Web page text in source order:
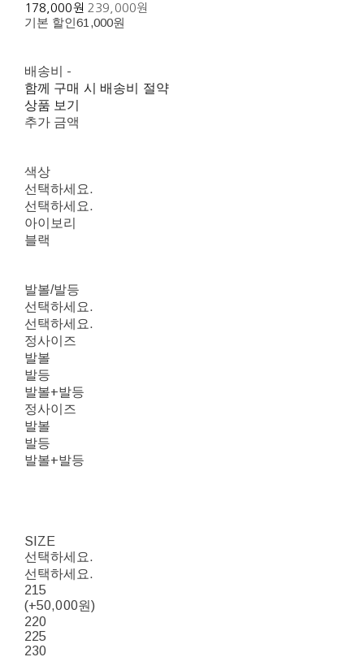
178,000원 239,000원
기본 할인61,000원
배송비 -
함께 구매 시 배송비 절약
상품 보기
추가 금액
색상
선택하세요.
선택하세요.
아이보리
블랙
발볼/발등
선택하세요.
선택하세요.
정사이즈
발볼
발등
발볼+발등
정사이즈
발볼
발등
발볼+발등
SIZE
선택하세요.
선택하세요.
215
(+50,000원)
220
225
230